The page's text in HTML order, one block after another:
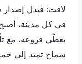
لافت: فبدل
في كل مدينة،
يغطّي فروعه، مع
سماح تمتد إلى